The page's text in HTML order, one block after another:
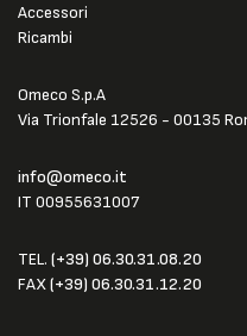
Omeco S.p.A
Via Trionfale 12526 - 00135
info@omeco.it
IT 00955631007
TEL. (+39) 06.30.31.08.20
FAX(+39) 06.30.31.12.20
Accessori
Ricambi